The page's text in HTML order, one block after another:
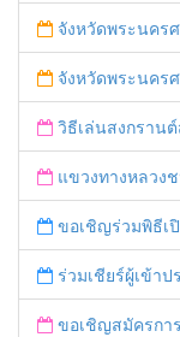
จังหวัดพระนครศรีอยุธยา บูรณาการหน่วยงานที่เกี่ยวข้อง ลงพื้นที่จัดระเบียบแล
จังหวัดพระนครศรีอยุธยา ปล่อยแถวตำรวจ ทหาร ฝ่ายปกครอ
วิธีเล่นสงกราน
แขวงทางหลวงชนบทพระนครศรีอยุธ
ขอเชิญร่วมพิธีเปิ
ร่วมเชียร์ผู้เข้าประกว
ขอเชิญสมัครการประกวด